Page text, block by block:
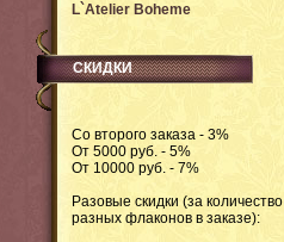
L`Atelier Boheme
СКИДКИ
Со второго заказа - 3%
От 5000 руб. - 5%
От 10000 руб. - 7%
Разовые скидки (за количество
разных флаконов в заказе):